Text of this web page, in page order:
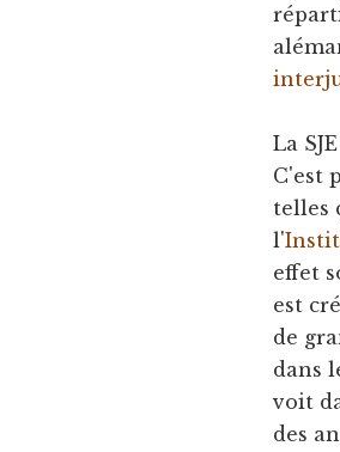
La
C'est
telles
l'
effet
est
de
dans
voit
des